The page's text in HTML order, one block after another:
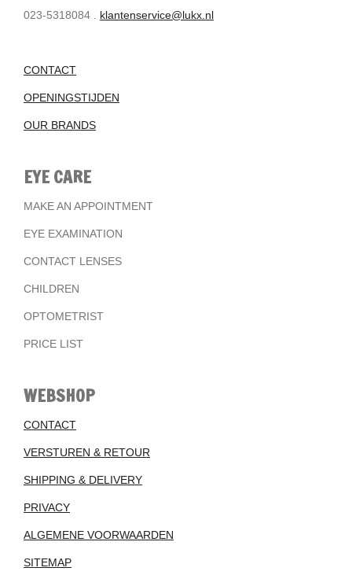
023-5318084 . klantenservice@lukx.nl
CONTACT
OPENINGSTIJDEN
OUR BRANDS
EYE CARE
MAKE AN APPOINTMENT
EYE EXAMINATION
CONTACT LENSES
CHILDREN
OPTOMETRIST
PRICE LIST
WEBSHOP
CONTACT
VERSTUREN & RETOUR
SHIPPING & DELIVERY
PRIVACY
ALGEMENE VOORWAARDEN
SITEMAP